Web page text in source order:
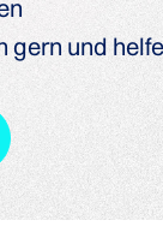
und